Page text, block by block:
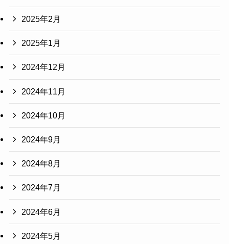
2025年2月
2025年1月
2024年12月
2024年11月
2024年10月
2024年9月
2024年8月
2024年7月
2024年6月
2024年5月